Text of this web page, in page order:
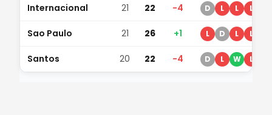
Internacional 21 22 -4 D L L L
Sao Paulo 21 26 +1 L D L L
Santos 20 22 -4 D L W L